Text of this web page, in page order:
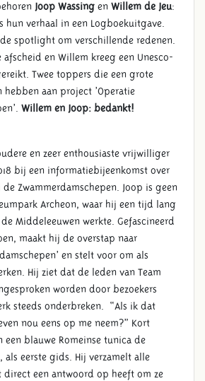
Joop Wassing en Willem de Jeu:
hun verhaal in een Logboekuitgave.
spotlight om verschillende redenen.
afscheid en Willem kreeg een Unesco-
Twee toppers die een grote
aan project ’Operatie
Willem en Joop: bedankt!
en zeer enthousiaste vrijwilliger
bij een informatiebijeenkomst over
Zwammerdamschepen. Joop is geen
Archeon, waar hij een tijd lang
Middeleeuwen werkte. Gefascineerd
maakt hij de overstap naar
en stelt voor om als
Hij ziet dat de leden van Team
worden door bezoekers
steeds onderbreken. “Als ik dat
nou eens op me neem?” Kort
een blauwe Romeinse tunica de
als eerste gids. Hij verzamelt alle
direct een antwoord op heeft om ze